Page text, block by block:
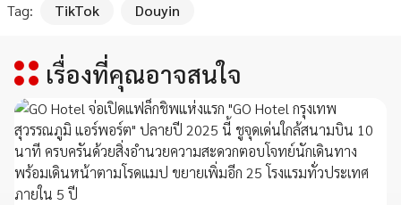
Tag: TikTok Douyin
เรื่องที่คุณอาจสนใจ